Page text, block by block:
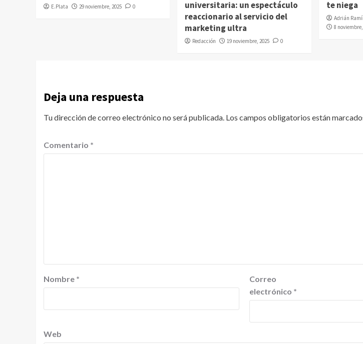
E.Plata 29 noviembre, 2025 0
universitaria: un espectáculo
reaccionario al servicio del
marketing ultra
Redacción 19 noviembre, 2025 0
te niega
Adrián
8
Deja una respuesta
Tu dirección de correo electrónico no será publicada. Los campos obligatorios están
Comentario *
Nombre *
Correo
electrónico *
Web